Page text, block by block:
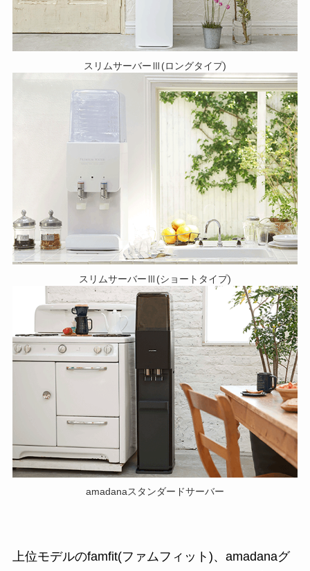
スリムサーバーⅢ(ロングタイプ)
スリムサーバーⅢ(ショートタイプ)
amadanaスタンダードサーバー
上位モデルのfamfit(ファムフィット)、amadanaグ